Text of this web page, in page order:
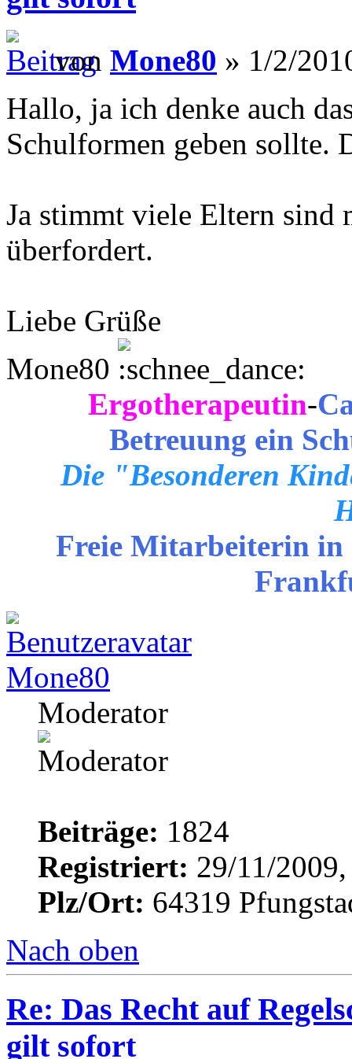
von Mone80 » 1/2/
Hallo, ja ich denke auch
Schulformen geben sollte.
Ja stimmt viele Eltern sind
überfordert.
Liebe Grüße
Mone80
Ergotherapeutin-
Betreuung ein
Die "Besonderen
Freie Mitarbeiterin in
Mone80
Moderator
Beiträge: 1824
Registriert: 29/11/
Plz/Ort: 64319
Nach oben
Re: Das Recht auf
gilt sofort